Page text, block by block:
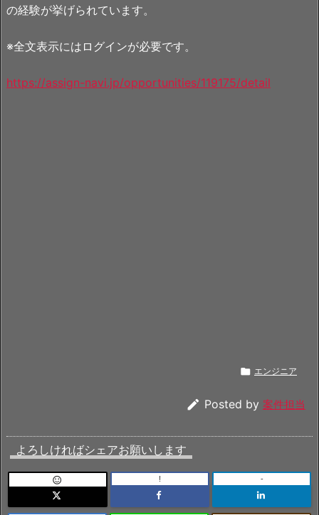
の経験が挙げられています。
※全文表示にはログインが必要です。
https://assign-navi.jp/opportunities/119175/detail
 エンジニア
 Posted by 案件担当
よろしければシェアお願いします
 ! -